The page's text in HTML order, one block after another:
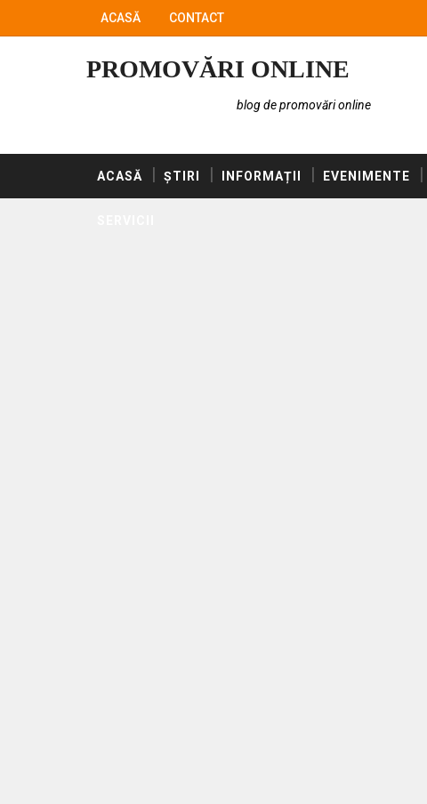
ACASĂ CONTACT
PROMOVĂRI ONLINE
blog de promovări online
ACASĂ ȘTIRI INFORMAȚII EVENIMENTE